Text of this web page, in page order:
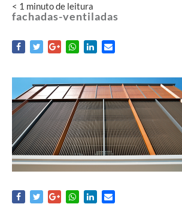
< 1 minutode leitura
fachadas-ventiladas